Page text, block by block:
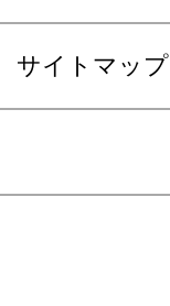
サイトマップ